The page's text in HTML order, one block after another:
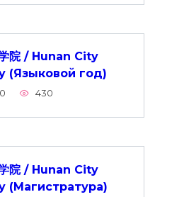
院 / Hunan City
(Языковой год)
0 430
院 / Hunan City
(Магистратура)